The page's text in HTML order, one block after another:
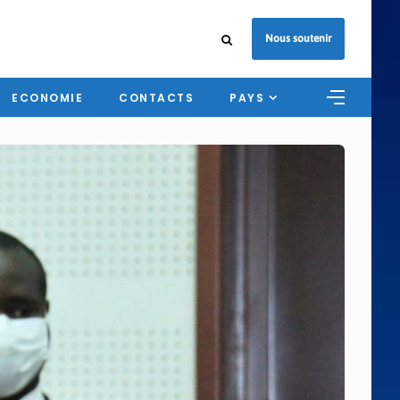
Nous soutenir
ECONOMIE CONTACTS PAYS